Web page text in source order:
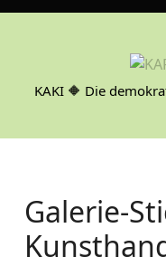
S
c
KAKI 🔶 Die
Galerie-